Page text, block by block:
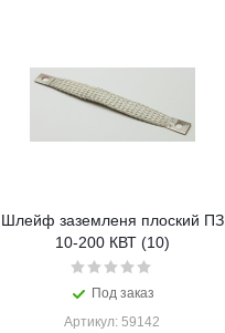
Шлейф заземленя плоский ПЗ
10-200 КВТ (10)
Под заказ
Артикул: 59142